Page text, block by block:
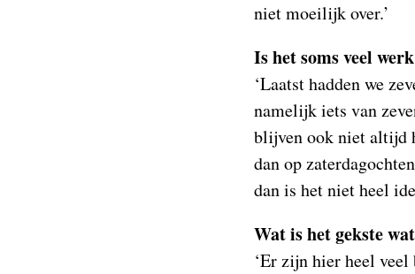
niet moeilijk over.’
Is het soms veel
‘Laatst hadden we
namelijk iets van
blijven ook niet altijd
dan op
dan is het niet heel
Wat is het gekste
‘Er zijn hier heel